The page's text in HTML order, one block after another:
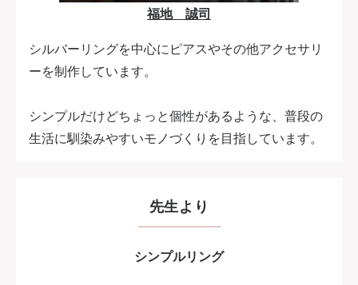
福地 誠司
シルバーリングを中心にピアスやその他アクセサリ
ーを制作しています。
シンプルだけどちょっと個性があるような、普段の
生活に馴染みやすいモノづくりを目指しています。
先生より
シンプルリング